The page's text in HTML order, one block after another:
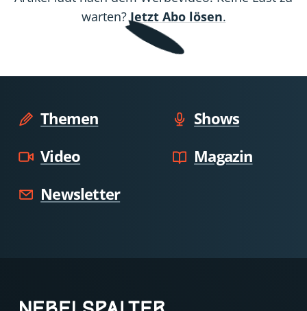
warten?Jetzt Abo lösen.
Themen
Shows
Video
Magazin
Newsletter